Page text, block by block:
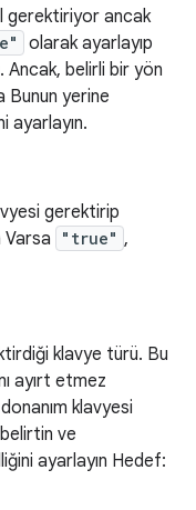
gerektiriyor ancak
olarak ayarlayıp
Ancak, belirli bir yön
yerine
ayarlayın.
gerektirip
Varsa
"true" ,
klavye türü. Bu
ayırt etmez
klavyesi
ve
ayarlayın Hedef: